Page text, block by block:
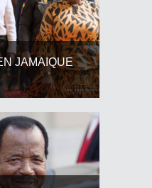
JAMAIQUE